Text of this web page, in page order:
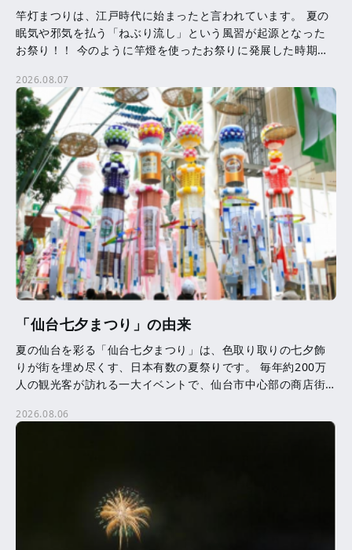
竿灯まつりは、江戸時代に始まったと言われています。 夏の
眠気や邪気を払う「ねぶり流し」という風習が起源となった
お祭り！！ 今のように竿燈を使ったお祭りに発展した時期等
[…]
2026.08.07
「仙台七夕まつり」の由来
夏の仙台を彩る「仙台七夕まつり」は、色取り取りの七夕飾
りが街を埋め尽くす、日本有数の夏祭りです。 毎年約200万
人の観光客が訪れる一大イベントで、仙台市中心部の商店街
2026.08.06